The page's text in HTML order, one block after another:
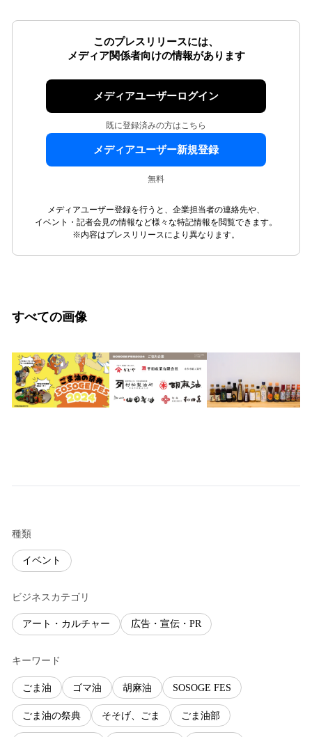
このプレスリリースには、
メディア関係者向けの情報があります
メディアユーザーログイン
既に登録済みの方はこちら
メディアユーザー新規登録
無料
メディアユーザー登録を行うと、企業担当者の連絡先や、
イベント・記者会見の情報など様々な特記情報を閲覧できます。
※内容はプレスリリースにより異なります。
すべての画像
種類
イベント
ビジネスカテゴリ
アート・カルチャー 広告・宣伝・PR
キーワード
ごま油 ゴマ油 胡麻油 SOSOGE FES
ごま油の祭典 そそげ、ごま ごま油部